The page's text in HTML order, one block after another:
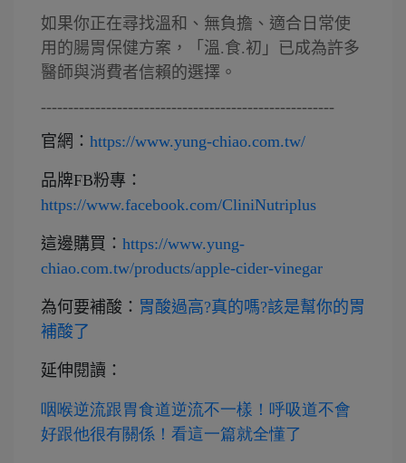
如果你正在尋找溫和、無負擔、適合日常使
用的腸胃保健方案，「溫.食.初」已成為許多
醫師與消費者信賴的選擇。
------------------------------------------------------
官網： https://www.yung-chiao.com.tw/
品牌FB粉專：
https://www.facebook.com/CliniNutriplus
這邊購買： https://www.yung-
chiao.com.tw/products/apple-cider-vinegar
為何要補酸： 胃酸過高?真的嗎?該是幫你的胃
補酸了
延伸閱讀：
咽喉逆流跟胃食道逆流不一樣！呼吸道不會
好跟他很有關係！看這一篇就全懂了